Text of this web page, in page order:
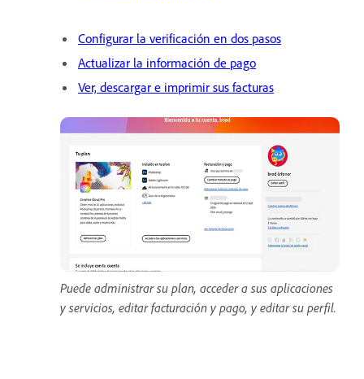
Configurar la verificación en dos pasos
Actualizar la información de pago
Ver, descargar e imprimir sus facturas
Puede administrar su plan, acceder a sus aplicaciones
y servicios, editar facturación y pago, y editar su perfil.